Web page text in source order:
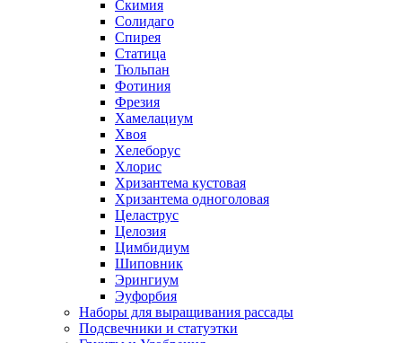
Скимия
Солидаго
Спирея
Статица
Тюльпан
Фотиния
Фрезия
Хамелациум
Хвоя
Хелеборус
Хлорис
Хризантема кустовая
Хризантема одноголовая
Целаструс
Целозия
Цимбидиум
Шиповник
Эрингиум
Эуфорбия
Наборы для выращивания рассады
Подсвечники и статуэтки